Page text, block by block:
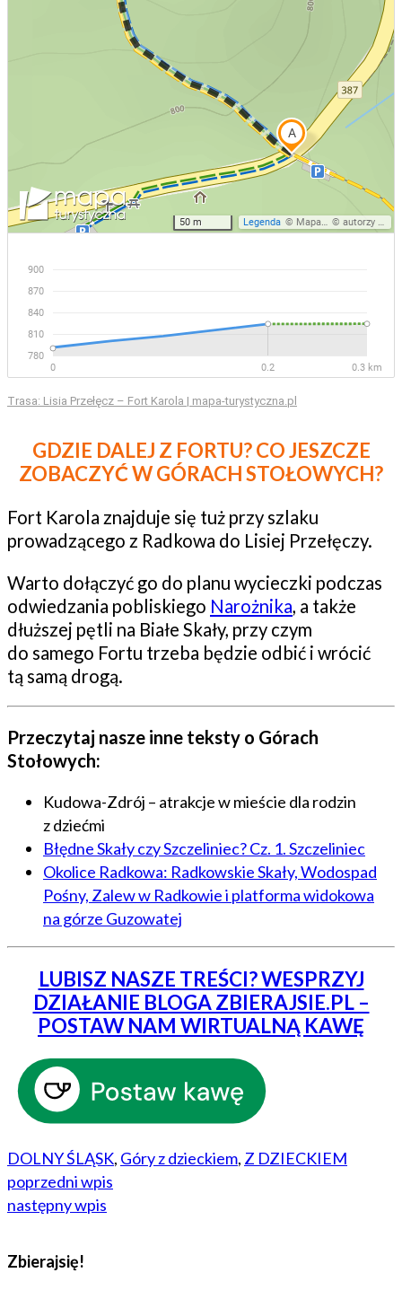
Trasa: Lisia Przełęcz – Fort Karola | mapa-turystyczna.pl
GDZIE DALEJ Z FORTU? CO JESZCZE
ZOBACZYĆ W GÓRACH STOŁOWYCH?
Fort Karola znajduje się tuż przy szlaku
prowadzącego z Radkowa do Lisiej Przełęczy.
Warto dołączyć go do planu wycieczki podczas
odwiedzania pobliskiego Narożnika, a także
dłuższej pętli na Białe Skały, przy czym
do samego Fortu trzeba będzie odbić i wrócić
tą samą drogą.
Przeczytaj nasze inne teksty o Górach
Stołowych:
Kudowa-Zdrój – atrakcje w mieście dla rodzin
z dziećmi
Błędne Skały czy Szczeliniec? Cz. 1. Szczeliniec
Okolice Radkowa: Radkowskie Skały, Wodospad
Pośny, Zalew w Radkowie i platforma widokowa
na górze Guzowatej
LUBISZ NASZE TREŚCI? WESPRZYJ
DZIAŁANIE BLOGA ZBIERAJSIE.PL –
POSTAW NAM WIRTUALNĄ KAWĘ
DOLNY ŚLĄSK, Góry z dzieckiem, Z DZIECKIEM
poprzedni wpis
następny wpis
Zbierajsię!